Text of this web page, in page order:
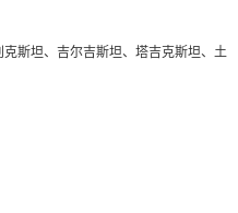
斯坦、吉尔吉斯坦、塔吉克斯坦、土